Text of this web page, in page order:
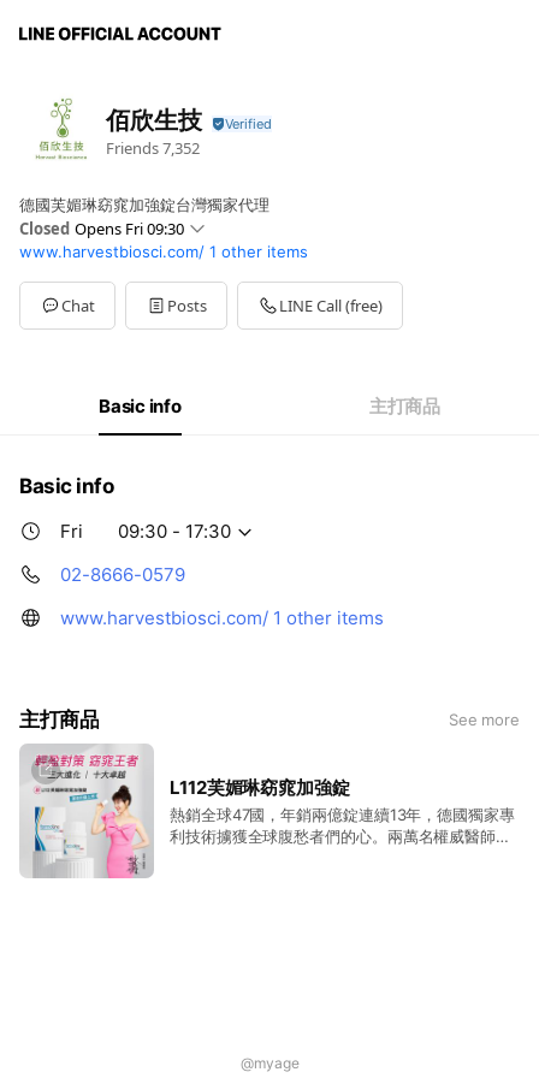
佰欣生技
Friends7,352
德國芙媚琳窈窕加強錠台灣獨家代理
Closed Opens Fri 09:30
SunClosed
Mon09:30 - 17:30
Tue09:30 - 17:30
Wed09:30 - 17:30
www.harvestbiosci.com/ 1 other items
Chat Posts LINE Call (free)
Basic info 主打商品
Basic info
Fri
09:30 - 17:30
02-8666-0579
www.harvestbiosci.com/ 1 other items
主打商品 See more
L112芙媚琳窈窕加強錠
熱銷全球47國，年銷兩億錠連續13年，德國獨家專
利技術擄獲全球腹愁者們的心。兩萬名權威醫師推
@myage